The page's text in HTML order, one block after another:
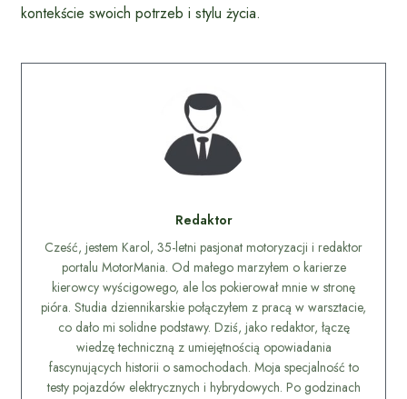
kontekście swoich potrzeb i stylu życia.
Redaktor
Cześć, jestem Karol, 35-letni pasjonat motoryzacji i redaktor
portalu MotorMania. Od małego marzyłem o karierze
kierowcy wyścigowego, ale los pokierował mnie w stronę
pióra. Studia dziennikarskie połączyłem z pracą w warsztacie,
co dało mi solidne podstawy. Dziś, jako redaktor, łączę
wiedzę techniczną z umiejętnością opowiadania
fascynujących historii o samochodach. Moja specjalność to
testy pojazdów elektrycznych i hybrydowych. Po godzinach